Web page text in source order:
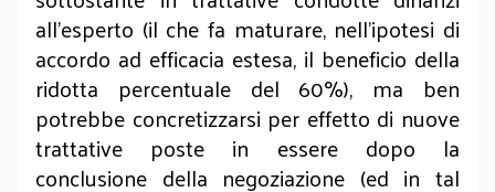
all’esperto (il che fa maturare, nell’ipotesi di
accordo ad efficacia estesa, il beneficio della
ridotta percentuale del 60%), ma ben
potrebbe concretizzarsi per effetto di nuove
trattative poste in essere dopo la
conclusione della negoziazione (ed in tal